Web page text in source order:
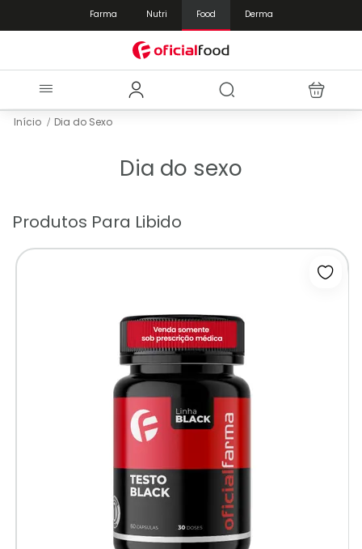
Farma Nutri Food Derma
Início Dia do Sexo
Dia do sexo
Produtos Para Libido